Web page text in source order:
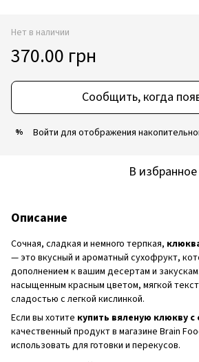
Нет в наличии
370.00 грн
Сообщить, когда
% Войти для отображения
В избранное
Описание
Сочная, сладкая и немного терпкая,
— это вкусный и ароматный сухофрукт,
дополнением к вашим десертам и
насыщенным красным цветом, мягкой
сладостью с легкой кислинкой.
Если вы хотите купить вяленую клюкву с
качественный продукт в магазине Brain
использовать для готовки и перекусов.